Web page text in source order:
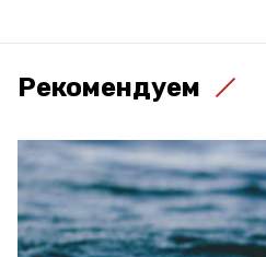
Рекомендуем